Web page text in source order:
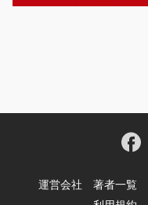
運営会社 著者一覧